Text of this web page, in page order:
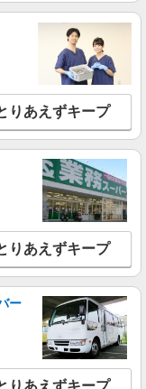
りあえずキープ
りあえずキープ
ー